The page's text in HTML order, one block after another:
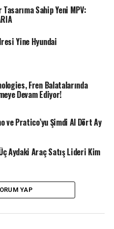
Mart-Nisan
nedeniyle servislere
bakımlarını
oluşacak
onarımı bu
Nisan aylarında yıllık
araçları kapsamakta olup,
Yeniden Başlıyor!
Sahip Yeni MPV:
Yine Hyundai
Fren Balatalarında
Devam Ediyor!
ve Pratico’yu Şimdi Al Dört Ay
Aydaki Araç Satış Lideri Kim
YAP